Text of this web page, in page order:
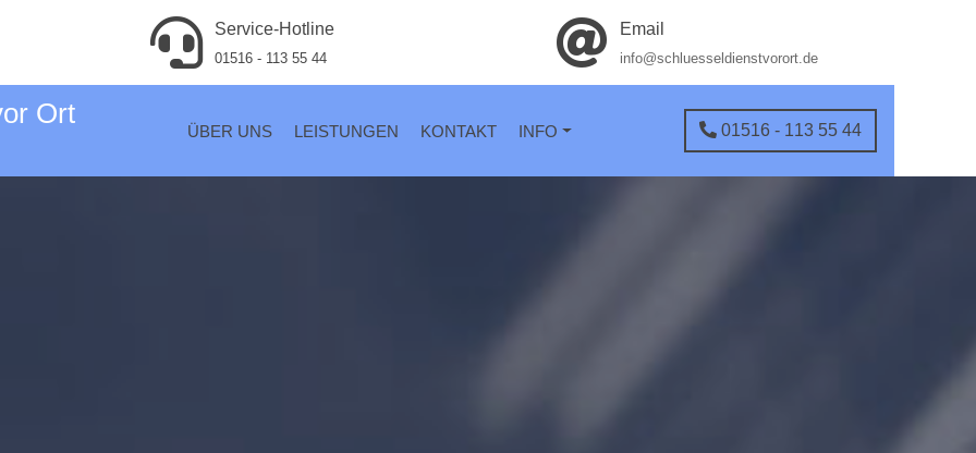
Service-Hotline
01516 - 113 55 44
Email
info@schluesseldienstvorort.de
Ort
ÜBER UNS LEISTUNGEN KONTAKT INFO 01516 - 113 55 44